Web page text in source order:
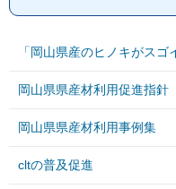
「岡山県産のヒノキがス
岡山県県産材利用促進指針
岡山県県産材利用事例集
cltの普及促進